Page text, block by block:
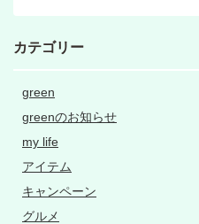
カテゴリー
green
greenのお知らせ
my life
アイテム
キャンペーン
グルメ